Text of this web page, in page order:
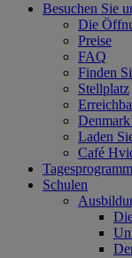
Besuchen Sie
Die
Preise
FAQ
Finden
Stellplatz
Laden
Café
Tagesprogramm
Schulen